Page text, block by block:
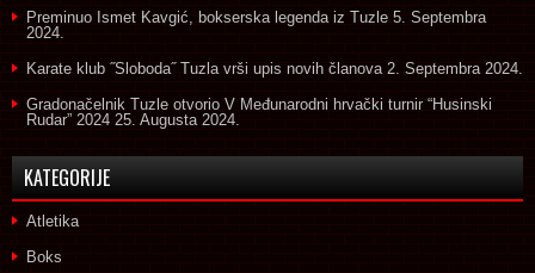
Preminuo Ismet Kavgić, bokserska legenda iz Tuzle 5. Septembra
2024.
Karate klub ˝Sloboda˝ Tuzla vrši upis novih članova 2. Septembra 2024.
Gradonačelnik Tuzle otvorio V Međunarodni hrvački turnir “Husinski
Rudar” 2024 25. Augusta 2024.
KATEGORIJE
Atletika
Boks